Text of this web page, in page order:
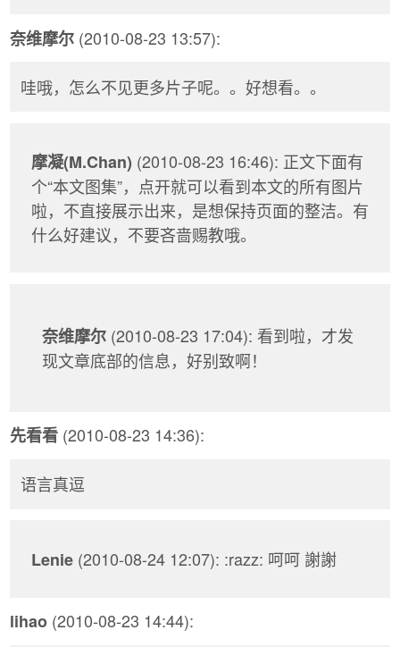
奈维摩尔 (2010-08-23 13:57):
哇哦，怎么不见更多片子呢。。好想看。。
摩凝(M.Chan) (2010-08-23 16:46): 正文下面有
个“本文图集”，点开就可以看到本文的所有图片
啦，不直接展示出来，是想保持页面的整洁。有
什么好建议，不要吝啬赐教哦。
奈维摩尔 (2010-08-23 17:04): 看到啦，才发
现文章底部的信息，好别致啊！
先看看 (2010-08-23 14:36):
语言真逗
Lenie (2010-08-24 12:07): :razz: 呵呵 謝謝
lihao (2010-08-23 14:44):